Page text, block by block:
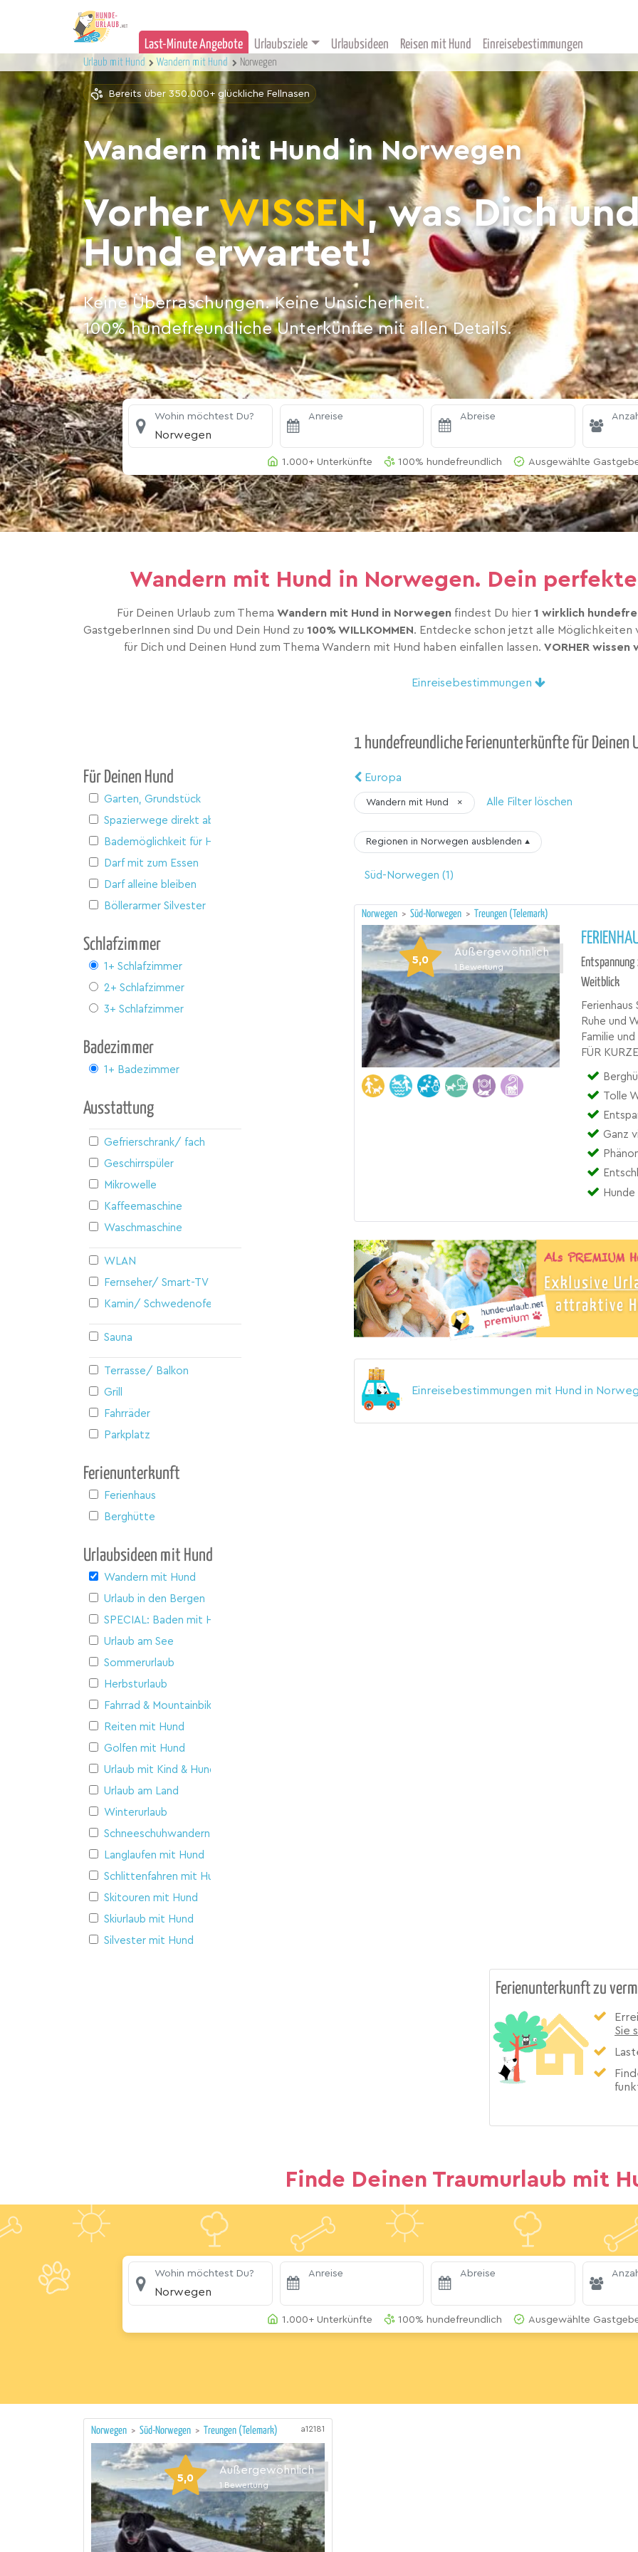
Last-Minute Angebote Urlaubsziele Urlaubsideen Reisen mit Hund Einreisebestimmungen
Urlaub mit Hund Wandern mit Hund Norwegen
Bereits über 350.000+ glückliche Fellnasen
Wandern mit Hund in Norwegen
VorherWISSEN, was Dich
Hund erwartet!
Keine Überraschungen. Keine Unsicherheit.
100% hundefreundliche Unterkünfte mit allen Details.
Wohin möchtest Du?
Norwegen
Anreise Abreise
1.000+ Unterkünfte 100% hundefreundlich Ausgewählte
Wandern mit Hund in Norwegen. Dein
Für Deinen Urlaub zum Thema Wandern mit Hund in Norwegen findest Du hier 1 wirklich
GastgeberInnen sind Du und Dein Hund zu 100% WILLKOMMEN. Entdecke schon jetzt alle Möglichkeiten
für Dich und Deinen Hund zum Thema Wandern mit Hund haben einfallen lassen. VORHER
Einreisebestimmungen
Für Deinen Hund
Garten, Grundstück
Spazierwege direkt ab Haus
Bademöglichkeit für Hunde
Darf mit zum Essen
Darf alleine bleiben
Böllerarmer Silvester
Schlafzimmer
1+ Schlafzimmer
2+ Schlafzimmer
3+ Schlafzimmer
Badezimmer
1+ Badezimmer
Ausstattung
Gefrierschrank/ fach
Geschirrspüler
Mikrowelle
Kaffeemaschine
Waschmaschine
WLAN
Fernseher/ Smart-TV
Kamin/ Schwedenofen
Sauna
Terrasse/ Balkon
Grill
Fahrräder
Parkplatz
Ferienunterkunft
Ferienhaus
Berghütte
Urlaubsideen mit Hund
Wandern mit Hund
Urlaub in den Bergen
SPECIAL: Baden mit Hund
Urlaub am See
Sommerurlaub
Herbsturlaub
Fahrrad & Mountainbike
Reiten mit Hund
Golfen mit Hund
Urlaub mit Kind & Hund
Urlaub am Land
Winterurlaub
Schneeschuhwandern
Langlaufen mit Hund
Schlittenfahren mit Hund
Skitouren mit Hund
Skiurlaub mit Hund
Silvester mit Hund
1 hundefreundliche Ferienunterkünfte für Deinen
Europa
Wandern mit Hund × Alle Filter löschen
Regionen in Norwegen ausblenden ▴
Süd-Norwegen (1)
Norwegen > Süd-Norwegen > Treungen (Telemark)
5,0
Außergewöhnlich
1 Bewertung
Weitblick
Ruhe und
Familie
FÜR
Tolle
Ganz
Einreisebestimmungen mit Hund in
Ferienunterkunft zu
Sie
Finde Deinen Traumurlaub mit
Wohin möchtest Du?
Norwegen
Anreise Abreise
1.000+ Unterkünfte 100% hundefreundlich Ausgewählte
Norwegen > Süd-Norwegen > Treungen (Telemark) a12181
5,0
Außergewöhnlich
1 Bewertung